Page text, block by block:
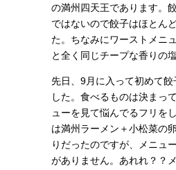
の満州四天王であります。
ではないので餃子はほとん
た。ちなみにワーストメニ
と全く同じチープな香りの
先日、9月に入って初めて餃
した。食べるものは決まっ
ューを見て悩んでるフリを
は満州ラーメン＋小松菜の
りだったのですが、メニュ
がありません。あれれ？？